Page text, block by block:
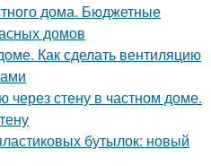
дома. Бюджетные
домов
Как сделать вентиляцию
через стену в частном доме.
бутылок: новый